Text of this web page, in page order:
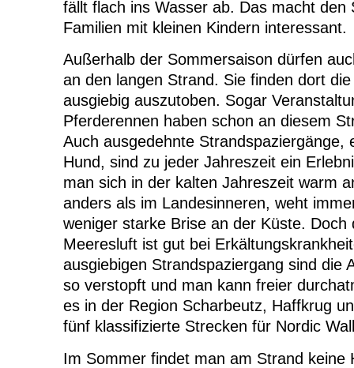
fällt flach ins Wasser ab. Das macht den
Familien mit kleinen Kindern interessant.
Außerhalb der Sommersaison dürfen
an den langen Strand. Sie finden dort
ausgiebig auszutoben. Sogar
Pferderennen haben schon an diesem
Auch ausgedehnte Strandspaziergänge,
Hund, sind zu jeder Jahreszeit ein
man sich in der kalten Jahreszeit warm
anders als im Landesinneren, weht
weniger starke Brise an der Küste. Doch
Meeresluft ist gut bei
ausgiebigen Strandspaziergang sind die
so verstopft und man kann freier
es in der Region Scharbeutz, Haffkrug
fünf klassifizierte Strecken für Nordic
Im Sommer findet man am Strand keine